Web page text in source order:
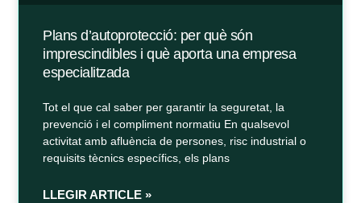
Plans d’autoprotecció: per què són
imprescindibles i què aporta una empresa
especialitzada
Tot el que cal saber per garantir la seguretat, la
prevenció i el compliment normatiu En qualsevol
activitat amb afluència de persones, risc industrial o
requisits tècnics específics, els plans
LLEGIR ARTICLE »